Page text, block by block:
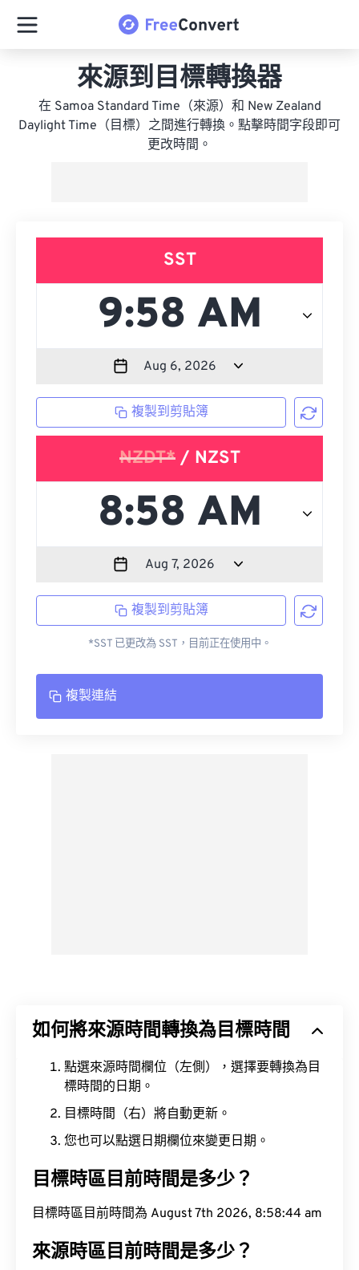
來源到目標轉換器
在 Samoa Standard Time（來源）和 New Zealand
Daylight Time（目標）之間進行轉換。點擊時間字段即可
更改時間。
SST
複製到剪貼簿
NZDT*/ NZST
複製到剪貼簿
*SST 已更改為 SST，目前正在使用中。
複製連結
如何將來源時間轉換為目標時間
點選來源時間欄位（左側），選擇要轉換為目
標時間的日期。
目標時間（右）將自動更新。
您也可以點選日期欄位來變更日期。
目標時區目前時間是多少？
目標時區目前時間為 August 7th 2026, 8:58:45 am
來源時區目前時間是多少？